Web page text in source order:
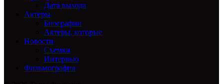
Дата выхода
Актеры
Биографии
Актеры, которые
Новости
Съемки
Интервью
Фильмография